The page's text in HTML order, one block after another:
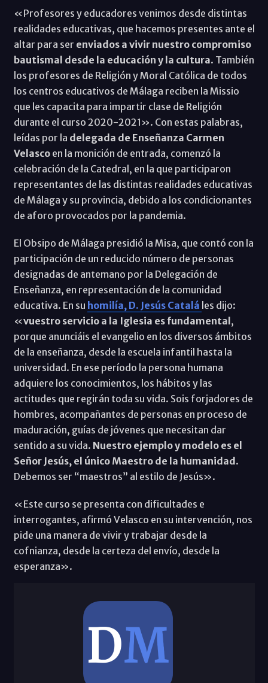
«Profesores y educadores venimos desde distintas
realidades educativas, que hacemos presentes ante el
altar para ser enviados a vivir nuestro compromiso
bautismal desde la educación y la cultura. También
los profesores de Religión y Moral Católica de todos
los centros educativos de Málaga reciben la Missio
que les capacita para impartir clase de Religión
durante el curso 2020-2021». Con estas palabras,
leídas por la delegada de Enseñanza Carmen
Velascoen la monición de entrada, comenzó la
celebración de la Catedral, en la que participaron
representantes de las distintas realidades educativas
de Málaga y su provincia, debido a los condicionantes
de aforo provocados por la pandemia.
El Obsipo de Málaga presidió la Misa, que contó con la
participación de un reducido número de personas
designadas de antemano por la Delegación de
Enseñanza, en representación de la comunidad
educativa. En su homilía, D. Jesús Catalá les dijo:
«vuestro servicio a la Iglesia es fundamental ,
porque anunciáis el evangelio en los diversos ámbitos
de la enseñanza, desde la escuela infantil hasta la
universidad. En ese período la persona humana
adquiere los conocimientos, los hábitos y las
actitudes que regirán toda su vida. Sois forjadores de
hombres, acompañantes de personas en proceso de
maduración, guías de jóvenes que necesitan dar
sentido a su vida. Nuestro ejemplo y modelo es el
Señor Jesús, el único Maestro de la humanidad .
Debemos ser “maestros” al estilo de Jesús».
«Este curso se presenta con dificultades e
interrogantes, afirmó Velasco en su intervención, nos
pide una manera de vivir y trabajar desde la
cofnianza, desde la certeza del envío, desde la
esperanza».